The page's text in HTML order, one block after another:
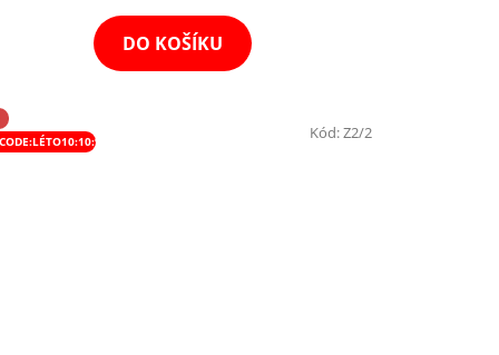
5
hvězdiček.
DO KOŠÍKU
Kód:Z2/2